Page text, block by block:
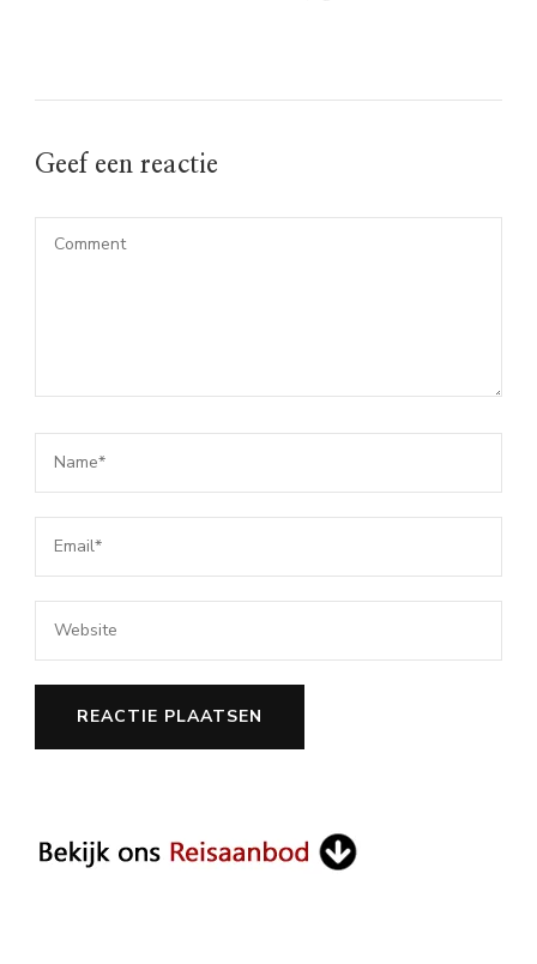
Geef een reactie